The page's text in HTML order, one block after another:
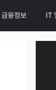
금융정보 IT